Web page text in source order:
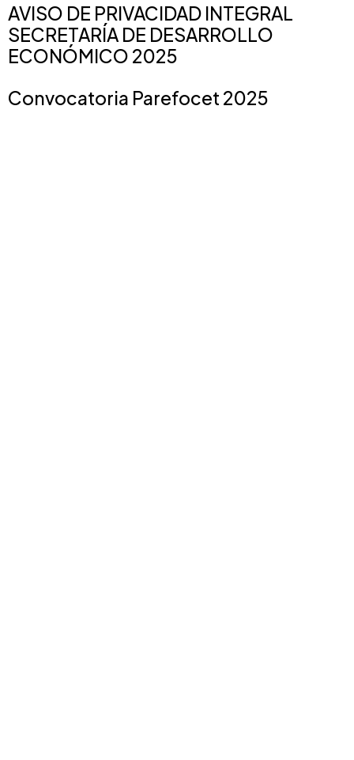
AVISO DE PRIVACIDAD INTEGRAL
SECRETARÍA DE DESARROLLO
ECONÓMICO 2025
Convocatoria Parefocet 2025